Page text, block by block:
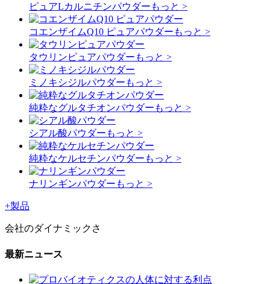
ピュアLカルニチンパウダー もっと >
コエンザイムQ10 ピュアパウダー もっと >
タウリンピュアパウダー もっと >
ミノキシジルパウダー もっと >
純粋なグルタチオンパウダー もっと >
シアル酸パウダー もっと >
純粋なケルセチンパウダー もっと >
ナリンギンパウダー もっと >
+製品
会社のダイナミックさ
最新ニュース